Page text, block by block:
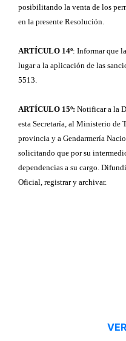
posibilitando la venta de los
en la presente Resolución.
ARTÍCULO 14º: Informar que
lugar a la aplicación de las
5513.
ARTÍCULO 15º: Notificar a la
esta Secretaría, al Ministerio de
provincia y a Gendarmería
solicitando que por su
dependencias a su cargo.
Oficial, registrar y archivar.